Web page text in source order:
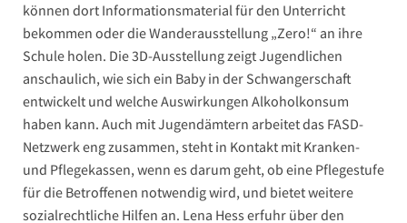
können dort Informationsmaterial für den Unterricht
bekommen oder die Wanderausstellung „Zero!“ an ihre
Schule holen. Die 3D-Ausstellung zeigt Jugendlichen
anschaulich, wie sich ein Baby in der Schwangerschaft
entwickelt und welche Auswirkungen Alkoholkonsum
haben kann. Auch mit Jugendämtern arbeitet das FASD-
Netzwerk eng zusammen, steht in Kontakt mit Kranken-
und Pflegekassen, wenn es darum geht, ob eine Pflegestufe
für die Betroffenen notwendig wird, und bietet weitere
sozialrechtliche Hilfen an. Lena Hess erfuhr über den